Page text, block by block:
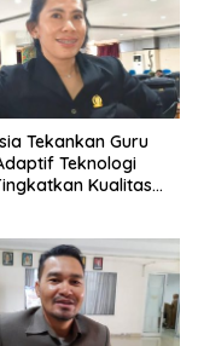
Tekankan Guru
Teknologi
Kualitas